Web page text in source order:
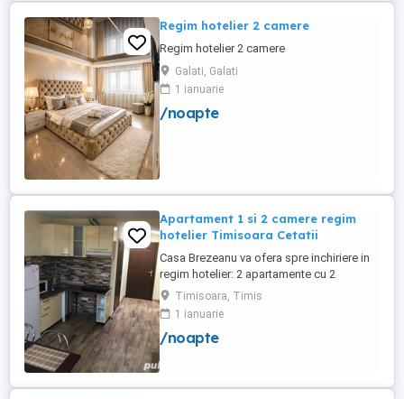
Regim hotelier 2 camere
Regim hotelier 2 camere
Galati, Galati
1 ianuarie
/noapte
Apartament 1 si 2 camere regim
hotelier Timisoara Cetatii
Casa Brezeanu va ofera spre inchiriere in
regim hotelier: 2 apartamente cu 2
dormitoare, baie si bucatarie proprie. (4
locuri cazare in fiecare apartament) 1
apartament cu 1 dormitor, baie si
bucatarie proprie. (3 locuri cazare) Fiecare
Timisoara, Timis
1 ianuarie
/noapte